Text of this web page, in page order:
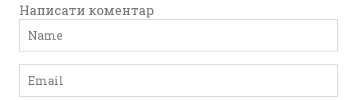
Написати коментар